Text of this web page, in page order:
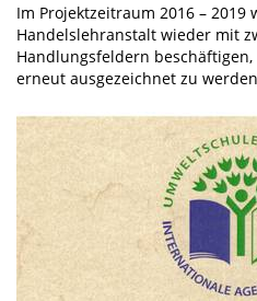
Im Projektzeitraum 2016 – 2019
Handelslehranstalt wieder mit
Handlungsfeldern
erneut ausgezeichnet zu